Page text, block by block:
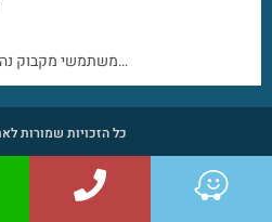
משתמשי מקבוק נהנים מאיכות צליל נקי, מדויק וחד…
כל הזכויות שמורות